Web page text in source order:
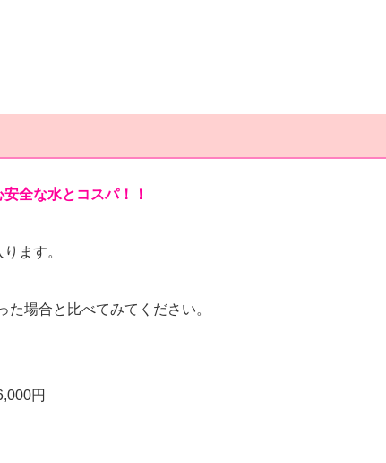
全な水とコスパ！！
ます。
場合と比べてみてください。
円